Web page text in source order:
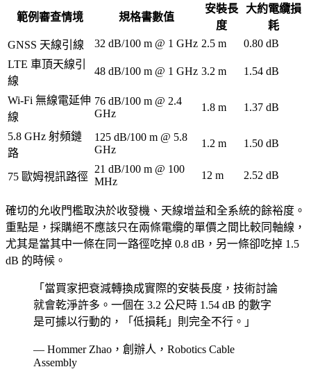
範例審查情境 規格書數值
安裝長
度
大約電纜損
耗
GNSS 天線引線
32 dB/100 m @ 1 GHz 2.5 m
0.80 dB
LTE 車頂天線引
線
48 dB/100 m @ 1 GHz 3.2 m 1.54 dB
Wi-Fi 無線電延伸
線
76 dB/100 m @ 2.4
GHz
1.8 m 1.37 dB
5.8 GHz 射頻鏈
路
125 dB/100 m @ 5.8
GHz
1.2 m 1.50 dB
75 歐姆視訊路徑
21 dB/100 m @ 100
MHz
12 m 2.52 dB
確切的允收門檻取決於收發機、天線增益和全系統的餘裕度。
重點是，採購絕不應該只在兩條電纜的單價之間比較同軸線，
尤其是當其中一條在同一路徑吃掉 0.8 dB，另一條卻吃掉 1.5
dB 的時候。
「當買家把衰減轉換成實際的安裝長度，技術討論
就會乾淨許多。一個在 3.2 公尺時 1.54 dB 的數字
是可據以行動的，「低損耗」則完全不行。」
— Hommer Zhao，創辦人，Robotics Cable
Assembly